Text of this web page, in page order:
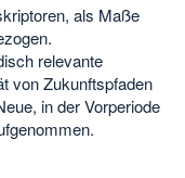
als Maße
relevante
von Zukunftspfaden
in der Vorperiode